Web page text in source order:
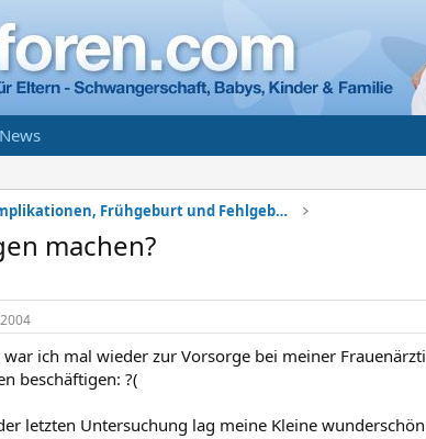
News
Komplikationen, Frühgeburt und Fehlgeburt
machen?
ich mal wieder zur Vorsorge bei meiner
beschäftigen: ?(
letzten Untersuchung lag meine Kleine